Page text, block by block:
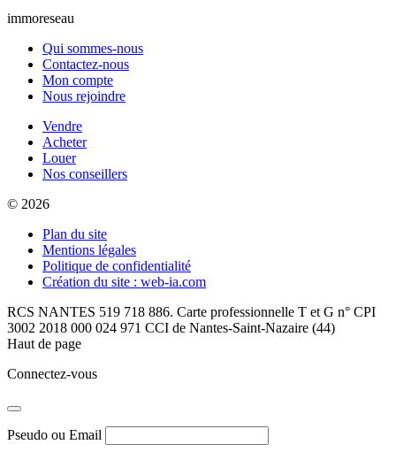
immoreseau
Qui sommes-nous
Contactez-nous
Mon compte
Nous rejoindre
Vendre
Acheter
Louer
Nos conseillers
© 2026
Plan du site
Mentions légales
Politique de confidentialité
Création du site : web-ia.com
RCS NANTES 519 718 886. Carte professionnelle T et G n° CPI
3002 2018 000 024 971 CCI de Nantes-Saint-Nazaire (44)
Haut de page
Connectez-vous
Pseudo ou Email